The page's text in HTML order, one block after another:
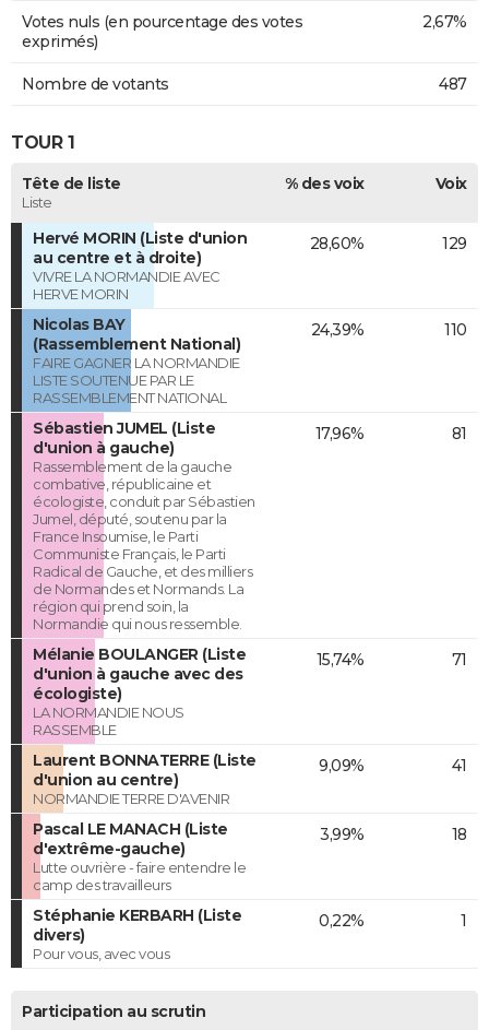
Votes nuls (en pourcentage des votes
exprimés)
2,67%
Nombre de votants 487
TOUR 1
Tête de liste
Liste
% des voix Voix
Hervé MORIN (Liste d'union
au centre et à droite)
VIVRE LA NORMANDIE AVEC
HERVE MORIN
28,60% 129
Nicolas BAY
(Rassemblement National)
FAIRE GAGNER LA NORMANDIE
LISTE SOUTENUE PAR LE
RASSEMBLEMENT NATIONAL
24,39% 110
Sébastien JUMEL (Liste
d'union à gauche)
Rassemblement de la gauche
combative, républicaine et
écologiste, conduit par Sébastien
Jumel, député, soutenu par la
France Insoumise, le Parti
Communiste Français, le Parti
Radical de Gauche, et des milliers
de Normandes et Normands. La
région qui prend soin, la
Normandie qui nous ressemble.
17,96% 81
Mélanie BOULANGER (Liste
d'union à gauche avec des
écologiste)
LA NORMANDIE NOUS
RASSEMBLE
15,74% 71
Laurent BONNATERRE (Liste
d'union au centre)
NORMANDIE TERRE D'AVENIR
9,09% 41
Pascal LE MANACH (Liste
d'extrême-gauche)
Lutte ouvrière - faire entendre le
camp des travailleurs
3,99% 18
Stéphanie KERBARH (Liste
divers)
Pour vous, avec vous
0,22% 1
Participation au scrutin